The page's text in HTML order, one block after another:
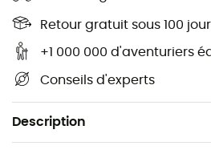
Retour gratuit sous 100
+1 000 000 d'aventuriers
Conseils d'experts
Description
mesh au niveau des jambes
Système de retroussage de
Matelassage décoratif